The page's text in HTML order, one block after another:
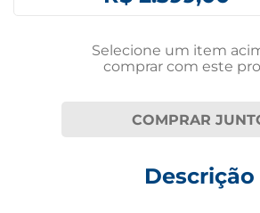
Selecione um item
comprar com este
COMPRAR
Descrição